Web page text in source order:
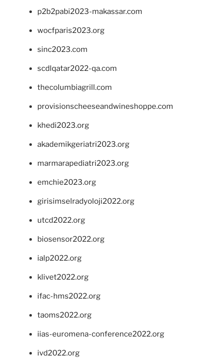
p2b2pabi2023-makassar.com
wocfparis2023.org
sinc2023.com
scdlqatar2022-qa.com
thecolumbiagrill.com
provisionscheeseandwineshoppe.com
khedi2023.org
akademikgeriatri2023.org
marmarapediatri2023.org
emchie2023.org
girisimselradyoloji2022.org
utcd2022.org
biosensor2022.org
ialp2022.org
klivet2022.org
ifac-hms2022.org
taoms2022.org
iias-euromena-conference2022.org
ivd2022.org